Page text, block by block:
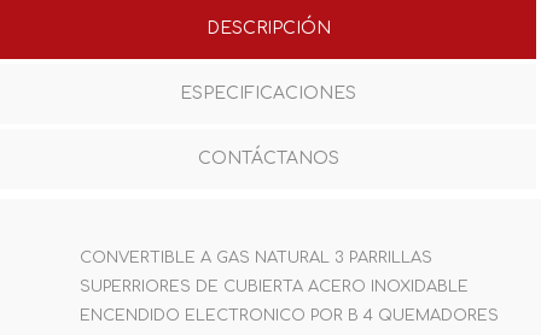
DESCRIPCIÓN
ESPECIFICACIONES
CONTÁCTANOS
CONVERTIBLE A GAS NATURAL 3 PARRILLAS
SUPERRIORES DE CUBIERTA ACERO INOXIDABLE
ENCENDIDO ELECTRONICO POR B 4 QUEMADORES